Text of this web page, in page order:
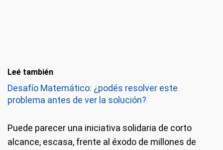
Leé también
Desafío Matemático: ¿podés resolver este
problema antes de ver la solución?
Puede parecer una iniciativa solidaria de corto
alcance, escasa, frente al éxodo de millones de